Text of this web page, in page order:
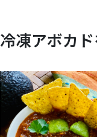
冷凍アボカ